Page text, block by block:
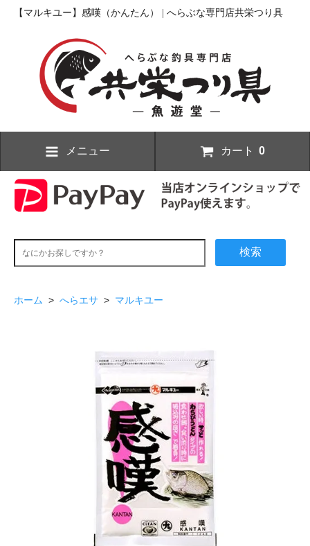
【マルキユー】感嘆（かんたん） | へらぶな専門店共栄つり具
メニュー カート 0
検索
ホーム > へらエサ > マルキユー